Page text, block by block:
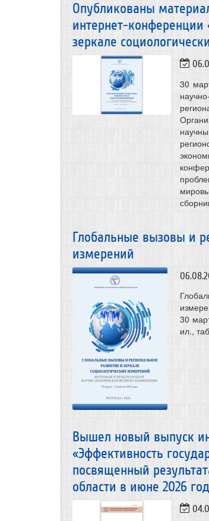
Опубликованы
интернет-
зеркале
30
Глобальные вызовы и
измерений
30
ил.,
Вышел новый выпуск
«Эффективность
посвященный
области в июне 2026